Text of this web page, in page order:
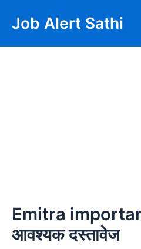
Job Alert Sathi
Emitra
आवश्यक दस्तावेज